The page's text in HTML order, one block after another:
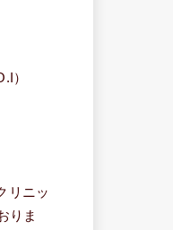
）
リニッ
りま